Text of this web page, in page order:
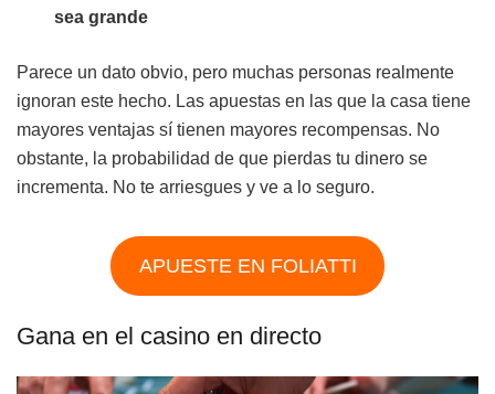
sea grande
Parece un dato obvio, pero muchas personas realmente
ignoran este hecho. Las apuestas en las que la casa tiene
mayores ventajas sí tienen mayores recompensas. No
obstante, la probabilidad de que pierdas tu dinero se
incrementa. No te arriesgues y ve a lo seguro.
APUESTE EN FOLIATTI
Gana en el casino en directo